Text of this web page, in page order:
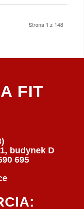
Strona 1 z 148
FIT
budynek D
695